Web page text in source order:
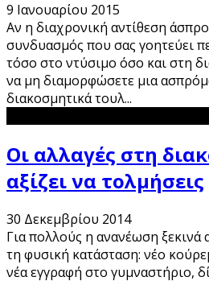
9 Ιανουαρίου 2015
Αν η διαχρονική αντίθεση
συνδυασμός που σας γοητεύει
τόσο στο ντύσιμο όσο και στη
να μη διαμορφώσετε μια
διακοσμητικά τουλ...
Οι αλλαγές στη
αξίζει να τολμήσεις
30 Δεκεμβρίου 2014
Για πολλούς η ανανέωση ξεκινά
τη φυσική κατάσταση: νέο
νέα εγγραφή στο γυμναστήριο,